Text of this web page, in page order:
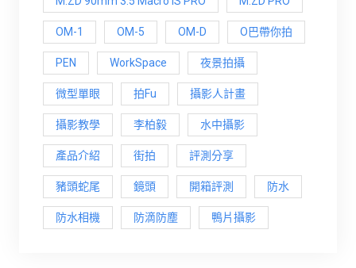
OM-1 OM-5 OM-D O巴帶你拍
PEN WorkSpace 夜景拍攝
微型單眼 拍Fu 攝影人計畫
攝影教學 李柏毅 水中攝影
產品介紹 街拍 評測分享
豬頭蛇尾 鏡頭 開箱評測 防水
防水相機 防滴防塵 鴨片攝影